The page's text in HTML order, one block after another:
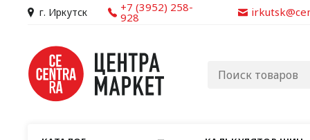
г. Иркутск +7 (3952) 258-
928